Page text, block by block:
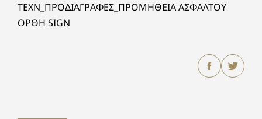
ΤΕΧΝ_ΠΡΟΔΙΑΓΡΑΦΕΣ_ΠΡΟΜΗΘΕΙΑ ΑΣΦΑΛΤΟΥ
ΟΡΘΗ SIGN